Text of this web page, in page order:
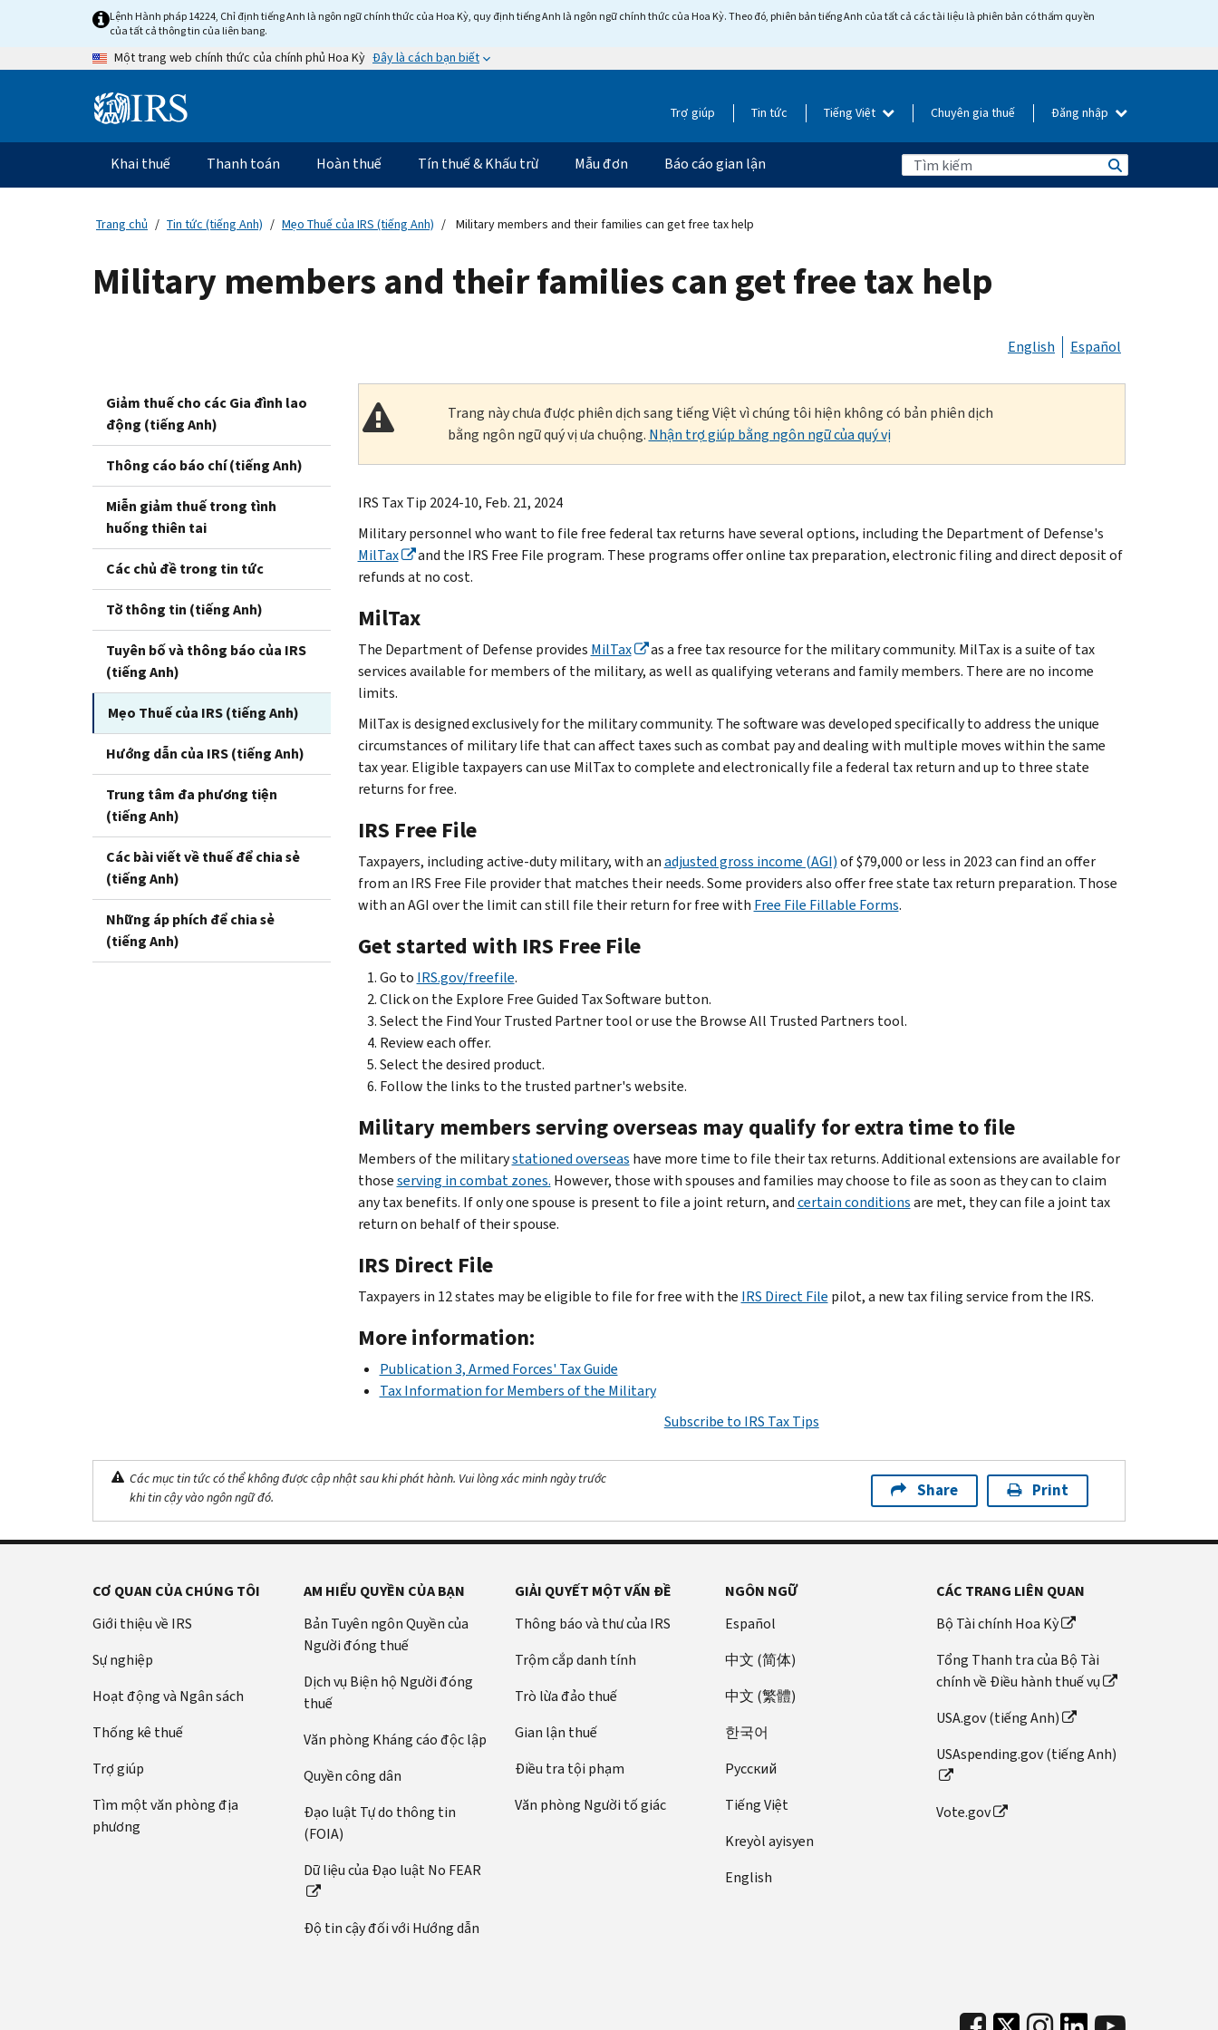
content
Lệnh Hành pháp 14224, Chỉ định tiếng Anh là ngôn ngữ chính thức của Hoa Kỳ, quy định tiếng Anh là ngôn ngữ chính thức của Hoa Kỳ. Theo đó, phiên bản tiếng Anh của tất cả các tài liệu là phiên bản có thẩm quyền
của tất cả thông tin của liên bang.
Một trang web chính thức của chính phủ Hoa Kỳ Đây là cách bạn biết
Information Trợ giúp Tin tức Tiếng Việt Chuyên gia thuế Đăng nhập
Điều
hướng
chính
Khai thuế Thanh toán Hoàn thuế Tín thuế & Khấu trừ Mẫu đơn Báo cáo gian lận
Trang chủ Tin tức (tiếng Anh) Mẹo Thuế của IRS (tiếng Anh) Military members and their families can get free tax help
Military members and their families can get free tax help
English Español
Giảm thuế cho các Gia đình lao
động (tiếng Anh)
Thông cáo báo chí (tiếng Anh)
Miễn giảm thuế trong tình
huống thiên tai
Các chủ đề trong tin tức
Tờ thông tin (tiếng Anh)
Tuyên bố và thông báo của IRS
(tiếng Anh)
Mẹo Thuế của IRS (tiếng Anh)
Hướng dẫn của IRS (tiếng Anh)
Trung tâm đa phương tiện
(tiếng Anh)
Các bài viết về thuế để chia sẻ
(tiếng Anh)
Những áp phích để chia sẻ
(tiếng Anh)
Trang này chưa được phiên dịch sang tiếng Việt vì chúng tôi hiện không có bản phiên dịch
bằng ngôn ngữ quý vị ưa chuộng. Nhận trợ giúp bằng ngôn ngữ của quý vị
IRS Tax Tip 2024-10, Feb. 21, 2024
Military personnel who want to file free federal tax returns have several options, including the Department of Defense's
MilTax
and the IRS Free File program. These programs offer online tax preparation, electronic filing and direct deposit of
refunds at no cost.
MilTax
The Department of Defense provides MilTax
as a free tax resource for the military community. MilTax is a suite of tax
services available for members of the military, as well as qualifying veterans and family members. There are no income
limits.
MilTax is designed exclusively for the military community. The software was developed specifically to address the unique
circumstances of military life that can affect taxes such as combat pay and dealing with multiple moves within the same
tax year. Eligible taxpayers can use MilTax to complete and electronically file a federal tax return and up to three state
returns for free.
IRS Free File
Taxpayers, including active-duty military, with anadjusted gross income (AGI)of $79,000 or less in 2023 can find an offer
from an IRS Free File provider that matches their needs. Some providers also offer free state tax return preparation. Those
with an AGI over the limit can still file their return for free with Free File Fillable Forms.
Get started with IRS Free File
Go to IRS.gov/freefile.
Click on the Explore Free Guided Tax Software button.
Select the Find Your Trusted Partner tool or use the Browse All Trusted Partners tool.
Review each offer.
Select the desired product.
Follow the links to the trusted partner's website.
Military members serving overseas may qualify for extra time to file
Members of the militarystationed overseas have more time to file their tax returns. Additional extensions are available for
thoseserving in combat zones. However, those with spouses and families may choose to file as soon as they can to claim
any tax benefits. If only one spouse is present to file a joint return, andcertain conditionsare met, they can file a joint tax
return on behalf of their spouse.
IRS Direct File
Taxpayers in 12 states may be eligible to file for free with the IRS Direct File pilot, a new tax filing service from the IRS.
More information:
Publication 3, Armed Forces' Tax Guide
Tax Information for Members of the Military
Subscribe to IRS Tax Tips
Các mục tin tức có thể không được cập nhật sau khi phát hành. Vui lòng xác minh ngày trước
khi tin cậy vào ngôn ngữ đó.
Share Print
CƠ QUAN CỦA CHÚNG TÔI
Giới thiệu về IRS
Sự nghiệp
Hoạt động và Ngân sách
Thống kê thuế
Trợ giúp
Tìm một văn phòng địa
phương
AM HIỂU QUYỀN CỦA BẠN
Bản Tuyên ngôn Quyền của
Người đóng thuế
Dịch vụ Biện hộ Người đóng
thuế
Văn phòng Kháng cáo độc lập
Quyền công dân
Đạo luật Tự do thông tin
(FOIA)
Dữ liệu của Đạo luật No FEAR
Độ tin cậy đối với Hướng dẫn
GIẢI QUYẾT MỘT VẤN ĐỀ
Thông báo và thư của IRS
Trộm cắp danh tính
Trò lừa đảo thuế
Gian lận thuế
Điều tra tội phạm
Văn phòng Người tố giác
NGÔN NGỮ
Español
中文 (简体)
中文 (繁體)
한국어
Pусский
Tiếng Việt
Kreyòl ayisyen
English
CÁC TRANG LIÊN QUAN
Bộ Tài chính Hoa Kỳ
Tổng Thanh tra của Bộ Tài
chính về Điều hành thuế vụ
USA.gov (tiếng Anh)
USAspending.gov (tiếng Anh)
Vote.gov